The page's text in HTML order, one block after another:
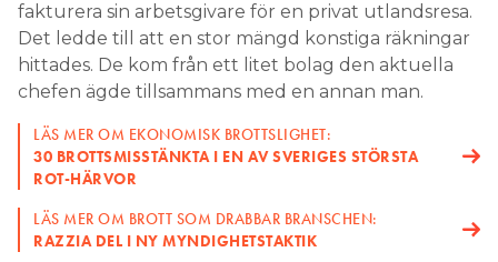
fakturera sin arbetsgivare för en privat utlandsresa.
Det ledde till att en stor mängd konstiga räkningar
hittades. De kom från ett litet bolag den aktuella
chefen ägde tillsammans med en annan man.
LÄS MER OM EKONOMISK BROTTSLIGHET:
30 BROTTSMISSTÄNKTA I EN AV SVERIGES STÖRSTA
ROT-HÄRVOR
LÄS MER OM BROTT SOM DRABBAR BRANSCHEN:
RAZZIA DEL I NY MYNDIGHETSTAKTIK